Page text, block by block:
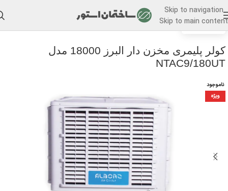
Skip to navigation
Skip to main content
خانه/کولر آبی
کولر پلیمری مخزن دار البرز 18000 مدل
NTAC9/180UT
ناموجود
ویژه